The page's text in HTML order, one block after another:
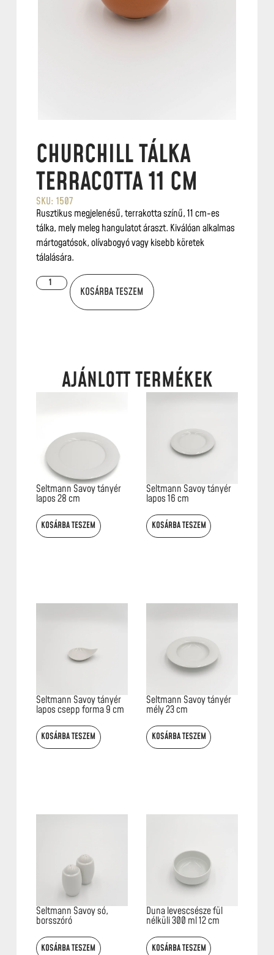
CHURCHILL TÁLKA
TERRACOTTA 11 CM
SKU: 1507
Rusztikus megjelenésű, terrakotta színű, 11 cm-es
tálka, mely meleg hangulatot áraszt. Kiválóan alkalmas
mártogatósok, olívabogyó vagy kisebb köretek
tálalására.
KOSÁRBA TESZEM
AJÁNLOTT TERMÉKEK
Seltmann Savoy tányér
lapos 28 cm
KOSÁRBA TESZEM
Seltmann Savoy tányér
lapos 16 cm
KOSÁRBA TESZEM
Seltmann Savoy tányér
lapos csepp forma 9 cm
KOSÁRBA TESZEM
Seltmann Savoy tányér
mély 23 cm
KOSÁRBA TESZEM
Seltmann Savoy só,
borsszóró
KOSÁRBA TESZEM
Duna levescsésze fül
nélküli 300 ml 12 cm
KOSÁRBA TESZEM